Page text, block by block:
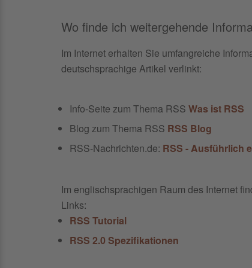
Wo finde ich weitergehende
Im Internet erhalten Sie umfangreiche
deutschsprachige Artikel verlinkt:
Info-Seite zum Thema RSS Was ist RSS
Blog zum Thema RSS RSS Blog
RSS-Nachrichten.de: RSS - Ausführlich
Im englischsprachigen Raum des Internet
Links:
RSS Tutorial
RSS 2.0 Spezifikationen